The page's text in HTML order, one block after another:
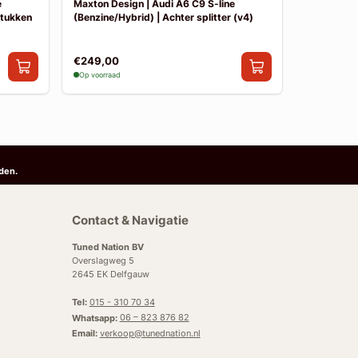
Maxton Design | Audi A6 C9 S-line
(Benzine/Hybrid) | Achter splitter (v4)
€249,00
Op voorraad
Contact & Navigatie
Tuned Nation BV
Overslagweg 5
2645 EK Delfgauw
Tel: 015 - 310 70 34
Whatsapp: 06 – 823 876 82
Email: verkoop@tunednation.nl